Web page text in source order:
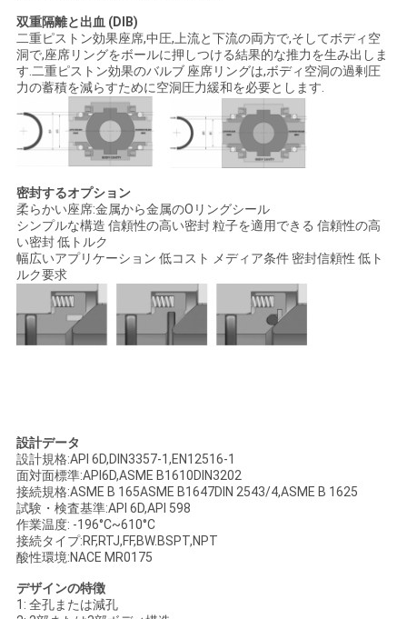
引
金
を
求
め
て
く
だ
さ
図
PRIVACY
POLICY
双重隔離と出血 (DIB)
二重ピストン効果座席,中圧,上流と下流の両方で,そしてボディ空
洞で,座席リングをボールに押しつける結果的な推力を生み出しま
す.二重ピストン効果のバルブ 座席リングは,ボディ空洞の過剰圧
力の蓄積を減らすために空洞圧力緩和を必要とします.
密封するオプション
柔らかい座席:金属から金属のOリングシール
シンプルな構造 信頼性の高い密封 粒子を適用できる 信頼性の高
い密封 低トルク
幅広いアプリケーション 低コスト メディア条件 密封信頼性 低ト
ルク要求
設計データ
設計規格:API 6D,DIN3357-1,EN12516-1
面対面標準:API6D,ASME B1610DIN3202
接続規格:ASME B 165ASME B1647DIN 2543/4,ASME B 1625
試験・検査基準:API 6D,API 598
作業温度: -196°C~610°C
接続タイプ:RF,RTJ,FF,BW.BSPT,NPT
酸性環境:NACE MR0175
デザインの特徴
1: 全孔または減孔